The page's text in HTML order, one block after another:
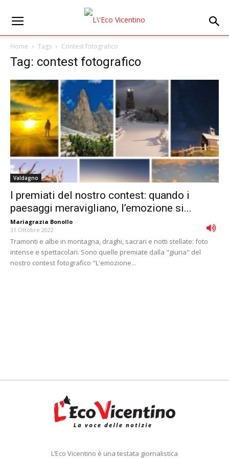
Home Tags Contest fotografico
Tag: contest fotografico
Valdagno
I premiati del nostro contest: quando i
paesaggi meravigliano, l’emozione si...
Mariagrazia Bonollo -
31 Ottobre 2022
Tramonti e albe in montagna, draghi, sacrari e notti stellate: foto
intense e spettacolari. Sono quelle premiate dalla "giuria" del
nostro contest fotografico "L'emozione...
L’Eco Vicentino è una testata giornalistica